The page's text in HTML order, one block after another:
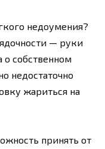
недоумения?
— руки
о собственном
недостаточно
жариться на
принять от